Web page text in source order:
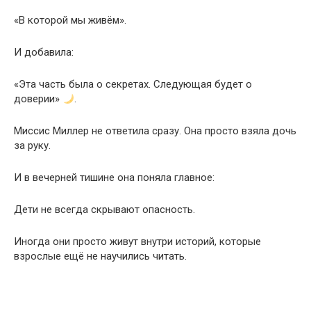
«В которой мы живём».
И добавила:
«Эта часть была о секретах. Следующая будет о
доверии»
.
Миссис Миллер не ответила сразу. Она просто взяла дочь
за руку.
И в вечерней тишине она поняла главное:
Дети не всегда скрывают опасность.
Иногда они просто живут внутри историй, которые
взрослые ещё не научились читать.